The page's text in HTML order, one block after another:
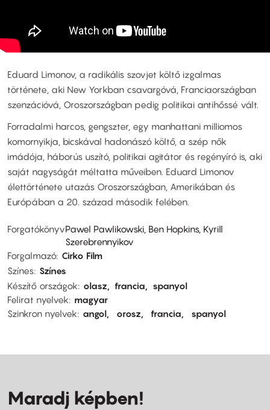
Eduard Limonov, a radikális szovjet költő izgalmas
története, aki New Yorkban csavargóvá, Franciaországban
szenzációvá, Oroszországban pedig politikai antihőssé vált.
Forradalmi harcos, gengszter, egy manhattani milliomos
komornyikja, bicskával hadonászó költő, a szép nők
imádója, háborús uszító, politikai agitátor és regényíró is, aki
saját nagyságát méltatta műveiben. Eduard Limonov
élettörténete utazás Oroszországban, Amerikában és
Európában a 20. század második felében.
ForgatókönyvPawel Pawlikowski, Ben Hopkins, Kyrill
Szerebrennyikov
Forgalmazó Cirko Film
Színes Színes
Készítő országok
olasz francia
spanyol
Felirat nyelvek
magyar
Szinkron nyelvek
angol orosz francia spanyol
Maradj képben!